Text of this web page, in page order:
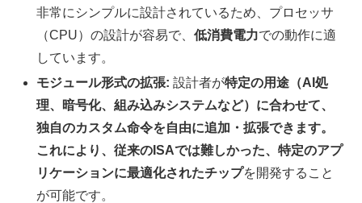
非常にシンプルに設計されているため、プロセッサ
（CPU）の設計が容易で、低消費電力での動作に適
しています。
モジュール形式の拡張: 設計者が特定の用途（AI処
理、暗号化、組み込みシステムなど）に合わせて、
独自のカスタム命令を自由に追加・拡張できます。
これにより、従来のISAでは難しかった、特定のアプ
リケーションに最適化されたチップを開発すること
が可能です。